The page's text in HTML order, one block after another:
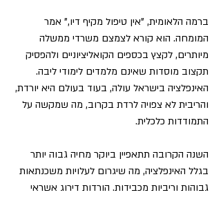
ברמה הלאומית, "אין טיפול מקיף דיו," אמר
המומחה. הוא קורא לצמצם משרדי ממשלה
מיותרים, לקצץ בכספים הקואליציוניים ולהפסיק
תקצוב מוסדות שאינם מלמדים לימודי ליבה.
האינפלציה בישראל עולה, בעוד בעולם היא יורדת,
והריבית לא צפויה לרדת בקרוב, מה שמקשה על
התמודדות כלכלית.
השנה הקרובה תתאפיין ביוקר מחיה גבוה יותר
בגלל האינפלציה, מה שיגרום לעלויות משכנתאות
גבוהות וריביות מכבידות. הורדות דירוג אשראי